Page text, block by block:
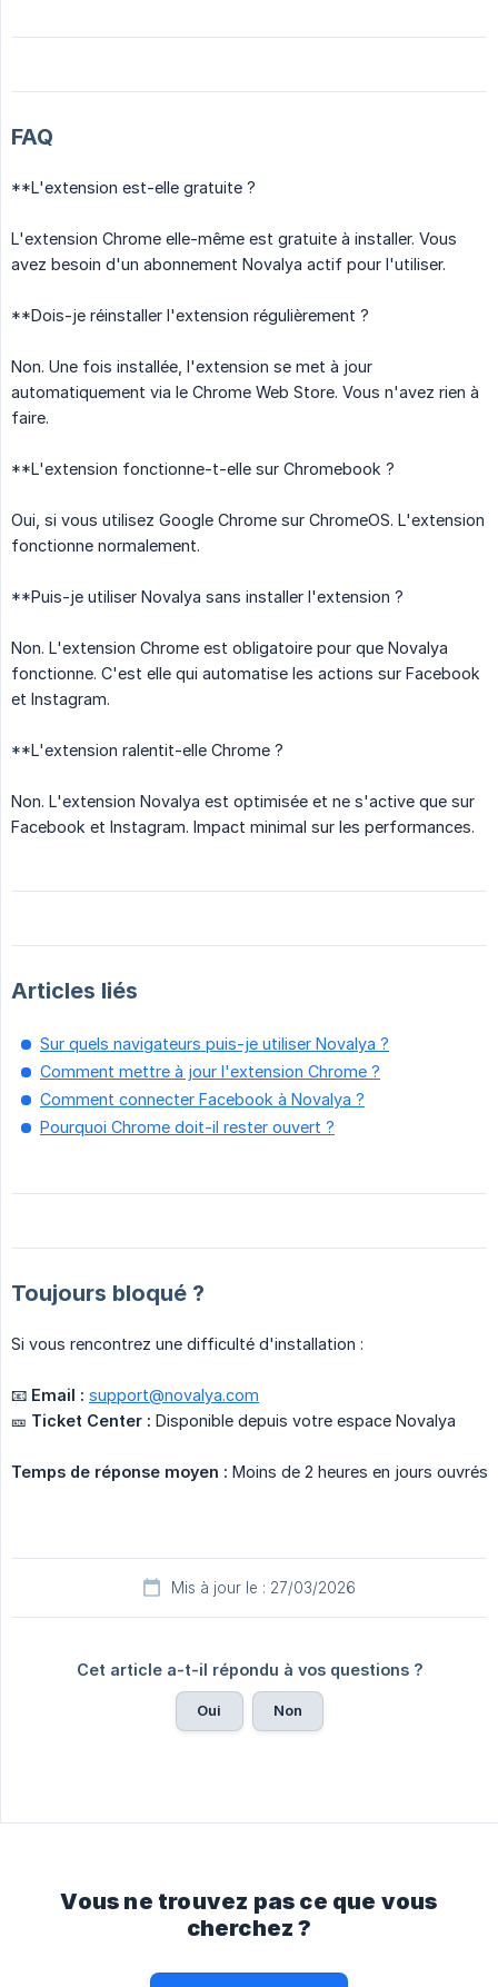
FAQ
**L'extension est-elle gratuite ?
L'extension Chrome elle-même est gratuite à installer. Vous
avez besoin d'un abonnement Novalya actif pour l'utiliser.
**Dois-je réinstaller l'extension régulièrement ?
Non. Une fois installée, l'extension se met à jour
automatiquement via le Chrome Web Store. Vous n'avez rien à
faire.
**L'extension fonctionne-t-elle sur Chromebook ?
Oui, si vous utilisez Google Chrome sur ChromeOS. L'extension
fonctionne normalement.
**Puis-je utiliser Novalya sans installer l'extension ?
Non. L'extension Chrome est obligatoire pour que Novalya
fonctionne. C'est elle qui automatise les actions sur Facebook
et Instagram.
**L'extension ralentit-elle Chrome ?
Non. L'extension Novalya est optimisée et ne s'active que sur
Facebook et Instagram. Impact minimal sur les performances.
Articles liés
Sur quels navigateurs puis-je utiliser Novalya ?
Comment mettre à jour l'extension Chrome ?
Comment connecter Facebook à Novalya ?
Pourquoi Chrome doit-il rester ouvert ?
Toujours bloqué ?
Si vous rencontrez une difficulté d'installation :
📧 Email : support@novalya.com
🎫 Ticket Center : Disponible depuis votre espace Novalya
Temps de réponse moyen : Moins de 2 heures en jours ouvrés
Mis à jour le : 27/03/2026
Cet article a-t-il répondu à vos questions ?
Oui Non
Vous ne trouvez pas ce que vous
cherchez ?